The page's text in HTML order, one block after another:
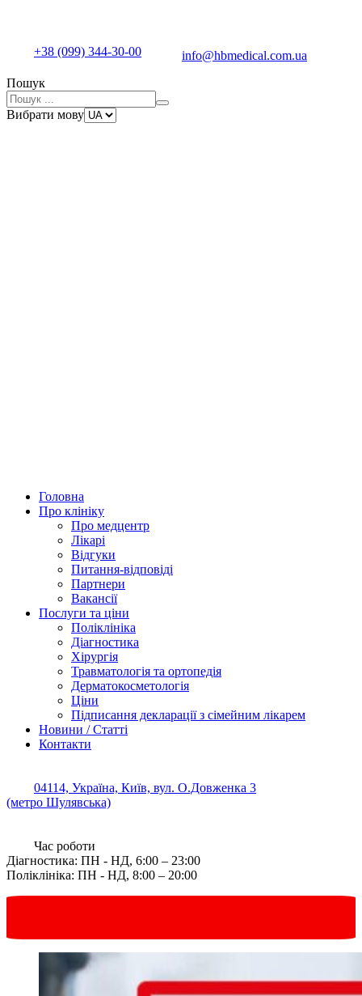
+38 (099) 344-30-00
info@hbmedical.com.ua
Пошук
Вибрати мову
Головна
Про клініку
Про медцентр
Лікарі
Відгуки
Питання-відповіді
Партнери
Вакансії
Послуги та ціни
Поліклініка
Діагностика
Хірургія
Травматологія та ортопедія
Дерматокосметологія
Ціни
Підписання декларації з сімейним лікарем
Новини / Статті
Контакти
04114, Україна, Київ, вул. О.Довженка 3
(метро Шулявська)
Час роботи
Діагностика: ПН - НД, 6:00 – 23:00
Поліклініка: ПН - НД, 8:00 – 20:00
Запис онлайн
в один клік